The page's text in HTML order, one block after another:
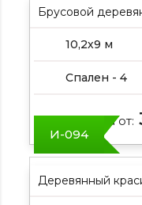
Брусовой
10,2х9 м
Спален - 4
Цена от:
И-094
Деревянный